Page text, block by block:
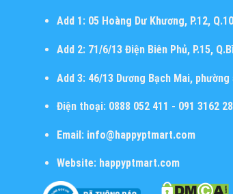
Add 1:05 Hoàng Dư Khương, P.12,
Add 2:71/6/13 Điện Biên Phủ, P.15,
Add 3:46/13 Dương Bạch Mai, phường
Điện thoại:0888 052 411 - 091 3162
Email:info@happyptmart.com
Website: happyptmart.com